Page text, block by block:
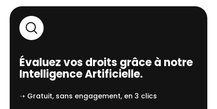
Évaluez vos droits grâce à notre
Intelligence Artificielle.
➝ Gratuit, sans engagement, en 3 clics